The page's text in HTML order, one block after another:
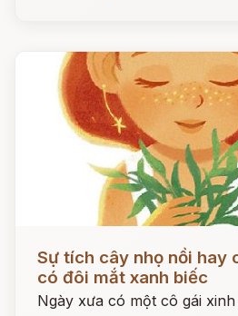
Sự tích cây nhọ nồi hay
có đôi mắt xanh biếc
Ngày xưa có một cô gái